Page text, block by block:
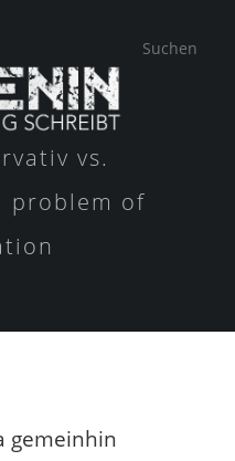
vs.
problem of
gemeinhin